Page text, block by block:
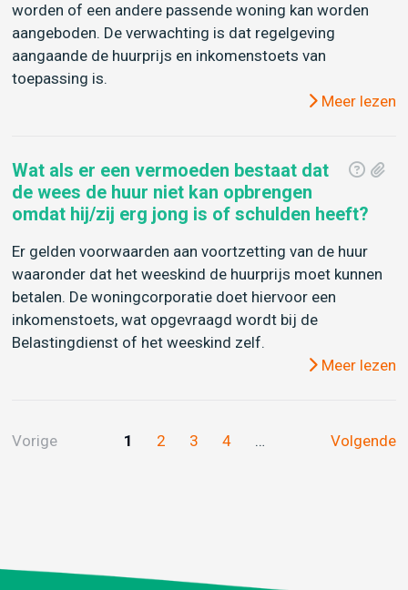
worden of een andere passende woning kan worden
aangeboden. De verwachting is dat regelgeving
aangaande de huurprijs en inkomenstoets van
toepassing is.
Meer lezen
Wat als er een vermoeden bestaat dat
de wees de huur niet kan opbrengen
omdat hij/zij erg jong is of schulden heeft?
Er gelden voorwaarden aan voortzetting van de huur
waaronder dat het weeskind de huurprijs moet kunnen
betalen. De woningcorporatie doet hiervoor een
inkomenstoets, wat opgevraagd wordt bij de
Belastingdienst of het weeskind zelf.
Meer lezen
Vorige 1 2 3 4 … Volgende